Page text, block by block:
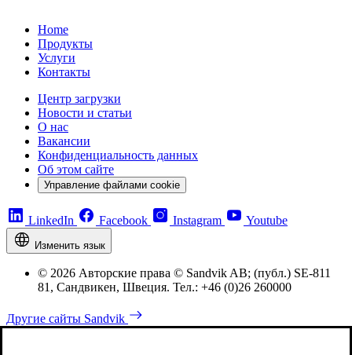
Home
Продукты
Услуги
Контакты
Центр загрузки
Новости и статьи
О нас
Вакансии
Конфиденциальность данных
Об этом сайте
Управление файлами cookie
LinkedIn Facebook Instagram Youtube
Изменить язык
© 2026 Авторские права © Sandvik AB; (публ.) SE-811
81, Сандвикен, Швеция. Тел.: +46 (0)26 260000
Другие сайты Sandvik